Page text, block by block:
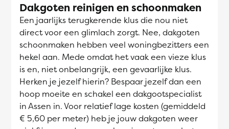
Dakgoten reinigen en schoonmaken
Een jaarlijks terugkerende klus die nou niet
direct voor een glimlach zorgt. Nee, dakgoten
schoonmaken hebben veel woningbezitters een
hekel aan. Mede omdat het vaak een vieze klus
is en, niet onbelangrijk, een gevaarlijke klus.
Herken je jezelf hierin? Bespaar jezelf dan een
hoop moeite en schakel een dakgootspecialist
in Assen in. Voor relatief lage kosten (gemiddeld
€ 5,60 per meter) heb je jouw dakgoten weer